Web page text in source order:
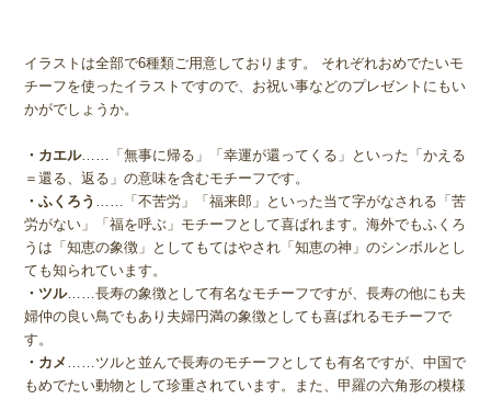
イラストは全部で6種類ご用意しております。 それぞれおめでたいモ
チーフを使ったイラストですので、お祝い事などのプレゼントにもい
かがでしょうか。
・カエル……「無事に帰る」「幸運が還ってくる」といった「かえる
＝還る、返る」の意味を含むモチーフです。
・ふくろう ……「不苦労」「福来郎」といった当て字がなされる「苦
労がない」「福を呼ぶ」モチーフとして喜ばれます。海外でもふくろ
うは「知恵の象徴」としてもてはやされ「知恵の神」のシンボルとし
ても知られています。
・ツル……長寿の象徴として有名なモチーフですが、長寿の他にも夫
婦仲の良い鳥でもあり夫婦円満の象徴としても喜ばれるモチーフで
す。
・カメ ……ツルと並んで長寿のモチーフとしても有名ですが、中国で
もめでたい動物として珍重されています。また、甲羅の六角形の模様